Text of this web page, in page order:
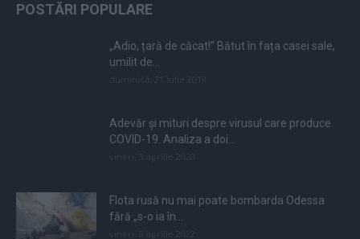
POSTĂRI POPULARE
„Adio, țară de căcat!” Bătut în fața casei sale,
umilit de...
Adevăr și mituri despre virusul care produce
COVID-19. Analiza a doi...
Flota rusă nu mai poate bombarda Odessa
fără „s-o ia în...